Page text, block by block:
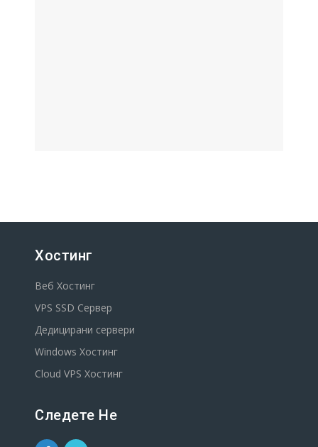
Хостинг
Веб Хостинг
VPS SSD Сервер
Дедицирани сервери
Windows Хостинг
Cloud VPS Хостинг
Следете Не